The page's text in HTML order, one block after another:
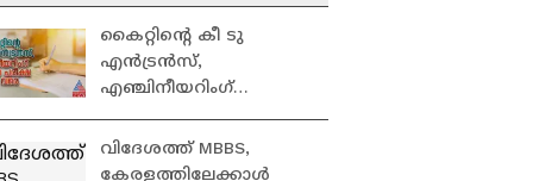
കൈറ്റിന്റെ കീ ടു
എൻട്രൻസ്,
എഞ്ചിനീയറിംഗ്
വരെ
വിദേശത്ത് MBBS,
കേരളത്തിലേക്കാൾ